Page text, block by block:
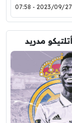
2023/09/27 - 07:58
مدريد